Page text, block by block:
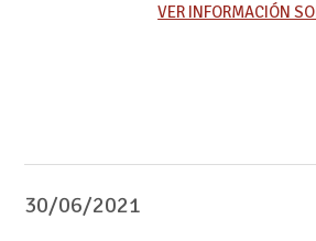
VER INFORMACIÓN
30/06/2021